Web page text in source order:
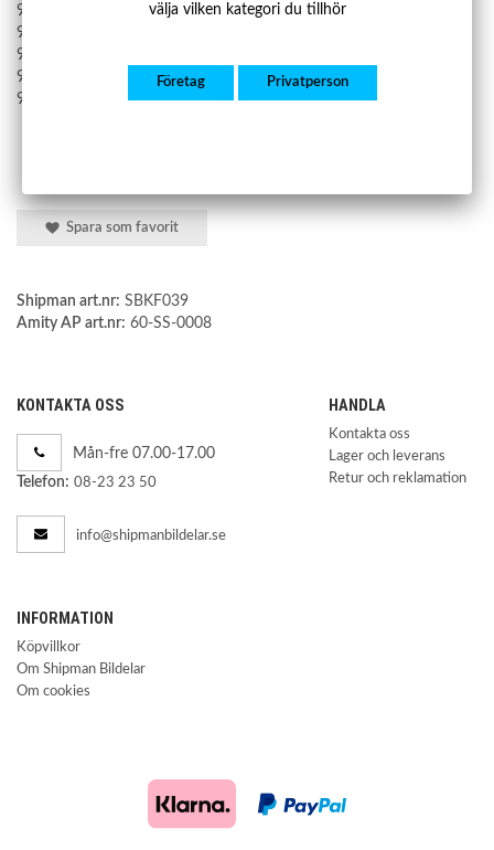
955 343 043 00
955 343 043 11
955 343 043 12
955 343 043 40
955 343 043 50
Spara som favorit
Shipman art.nr: SBKF039
Amity AP art.nr: 60-SS-0008
KONTAKTA OSS
Mån-fre 07.00-17.00
Telefon: 08-23 23 50
info@shipmanbildelar.se
HANDLA
Kontakta oss
Lager och leverans
Retur och reklamation
INFORMATION
Köpvillkor
Om Shipman Bildelar
Om cookies
välja vilken kategori du tillhör
Företag Privatperson